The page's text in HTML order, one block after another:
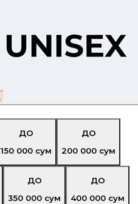
ДО
150 000 сум
ДО
200 000 сум
ДО
350 000 сум
ДО
400 000 сум